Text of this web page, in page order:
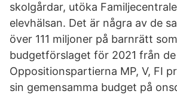
skolgårdar, utöka
elevhälsan. Det är några av de
över 111 miljoner på barnrätt
budgetförslaget för 2021 från
Oppositionspartierna MP, V, FI
sin gemensamma budget på